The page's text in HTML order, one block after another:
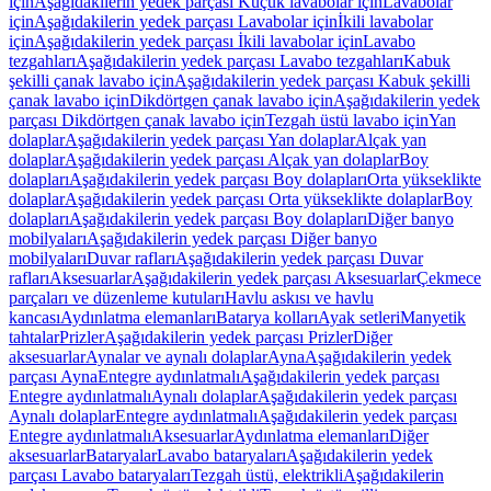
içinAşağıdakilerin yedek parçası Lavabolar içinİkili lavabolar
içinAşağıdakilerin yedek parçası İkili lavabolar içinLavabo
tezgahlarıAşağıdakilerin yedek parçası Lavabo tezgahlarıKabuk
şekilli çanak lavabo içinAşağıdakilerin yedek parçası Kabuk şekilli
çanak lavabo içinDikdörtgen çanak lavabo içinAşağıdakilerin yedek
parçası Dikdörtgen çanak lavabo içinTezgah üstü lavabo içinYan
dolaplarAşağıdakilerin yedek parçası Yan dolaplarAlçak yan
dolaplarAşağıdakilerin yedek parçası Alçak yan dolaplarBoy
dolaplarıAşağıdakilerin yedek parçası Boy dolaplarıOrta yükseklikte
dolaplarAşağıdakilerin yedek parçası Orta yükseklikte dolaplarBoy
dolaplarıAşağıdakilerin yedek parçası Boy dolaplarıDiğer banyo
mobilyalarıAşağıdakilerin yedek parçası Diğer banyo
mobilyalarıDuvar raflarıAşağıdakilerin yedek parçası Duvar
raflarıAksesuarlarAşağıdakilerin yedek parçası AksesuarlarÇekmece
parçaları ve düzenleme kutularıHavlu askısı ve havlu
kancasıAydınlatma elemanlarıBatarya kollarıAyak setleriManyetik
tahtalarPrizlerAşağıdakilerin yedek parçası PrizlerDiğer
aksesuarlarAynalar ve aynalı dolaplarAynaAşağıdakilerin yedek
parçası AynaEntegre aydınlatmalıAşağıdakilerin yedek parçası
Entegre aydınlatmalıAynalı dolaplarAşağıdakilerin yedek parçası
Aynalı dolaplarEntegre aydınlatmalıAşağıdakilerin yedek parçası
Entegre aydınlatmalıAksesuarlarAydınlatma elemanlarıDiğer
aksesuarlarBataryalarLavabo bataryalarıAşağıdakilerin yedek
parçası Lavabo bataryalarıTezgah üstü, elektrikliAşağıdakilerin